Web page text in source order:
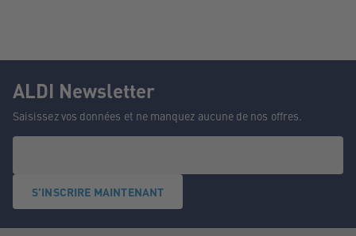
ALDI Newsletter
Saisissez vos données et ne manquez aucune de nos offres.
S'INSCRIRE MAINTENANT